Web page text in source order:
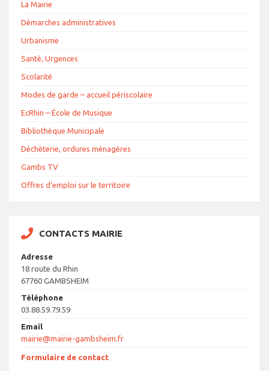
La Mairie
Démarches administratives
Urbanisme
Santé, Urgences
Scolarité
Modes de garde – accueil périscolaire
EcRhin – École de Musique
Bibliothèque Municipale
Déchèterie, ordures ménagères
Gambs TV
Offres d’emploi sur le territoire
CONTACTS MAIRIE
Adresse
18 route du Rhin
67760 GAMBSHEIM
Téléphone
03.88.59.79.59
Email
mairie@mairie-gambsheim.fr
Formulaire de contact